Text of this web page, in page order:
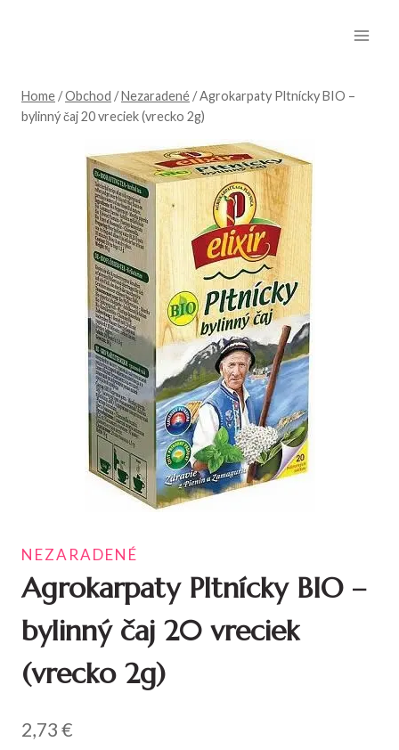
Home /Obchod /Nezaradené /Agrokarpaty Pltnícky BIO –
bylinný čaj 20 vreciek (vrecko 2g)
NEZARADENÉ
Agrokarpaty Pltnícky BIO –
bylinný čaj 20 vreciek
(vrecko 2g)
2,73€